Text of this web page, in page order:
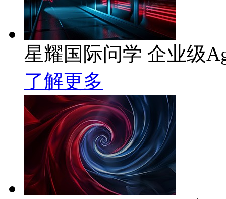
星耀国际问学 企业级
了解更多